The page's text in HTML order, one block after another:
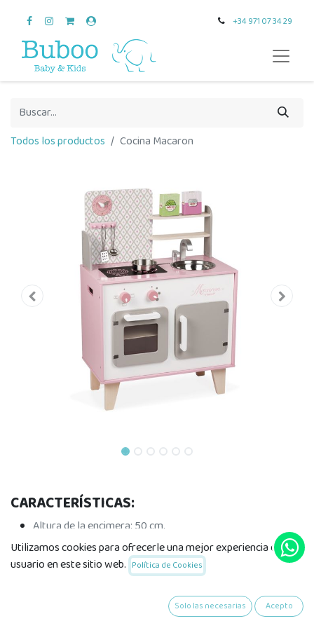
+34 971 07 34 29
Todos los productos Cocina Macaron
CARACTERÍSTICAS:
Altura de la encimera: 50 cm.
Madera: MDF (partes pintadas), contrachapado (estante en
el interior), acero inoxidable (fregadero y tornillería).
Pintura estándar; impresión mediante transferencia de
Utilizamos cookies para ofrecerle una mejor experiencia de
usuario en este sitio web. Política de Cookies
Solo las necesarias Acepto